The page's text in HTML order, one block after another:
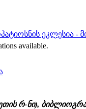
ეკლესია -
available.
რ-ნი),